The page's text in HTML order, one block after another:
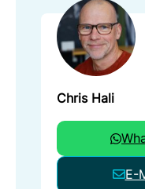
Chris Hali
E-